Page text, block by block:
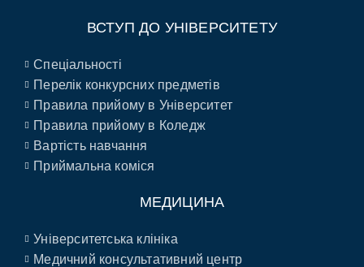
ВСТУП ДО УНІВЕРСИТЕТУ
Спеціальності
Перелік конкурсних предметів
Правила прийому в Університет
Правила прийому в Коледж
Вартість навчання
Приймальна коміся
МЕДИЦИНА
Університетська клініка
Медичний консультативний центр